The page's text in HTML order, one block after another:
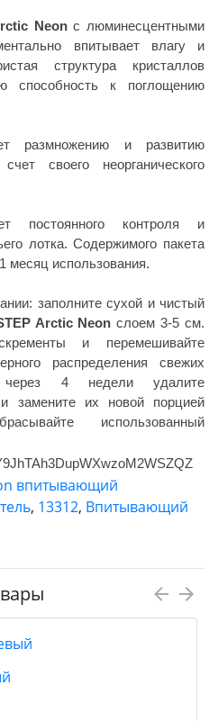
Neonс люминесцентными
впитывает влагу и
структура кристаллов
способность к поглощению
размножению и развитию
своего неорганического
постоянного контроля и
лотка. Содержимого пакета
месяц использования.
заполните сухой и чистый
Arctic Neon слоем 3-5 см.
и перемешивайте
распределения свежих
через 4 недели удалите
замените их новой порцией
использованный
впитывающий
, 13312, Впитывающий